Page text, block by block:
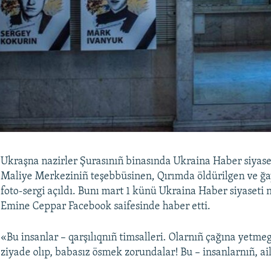
Ukraşna nazirler Şurasınıñ binasında Ukraina Haber
Maliye Merkeziniñ teşebbüsinen, Qırımda öldürilgen ve
foto-sergi açıldı. Bunı mart 1 künü Ukraina Haber
Emine Ceppar Facebook saifesinde haber etti.
«Bu insanlar – qarşılıqnıñ timsalleri. Olarnıñ çağına
ziyade olıp, babasız ösmek zorundalar! Bu – insanlarnıñ,